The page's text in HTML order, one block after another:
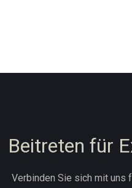
Beitreten für
Verbinden Sie sich mit uns